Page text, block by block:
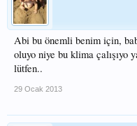
Abi bu önemli benim için,
oluyo niye bu klima çalışıyo
lütfen..
29 Ocak 2013